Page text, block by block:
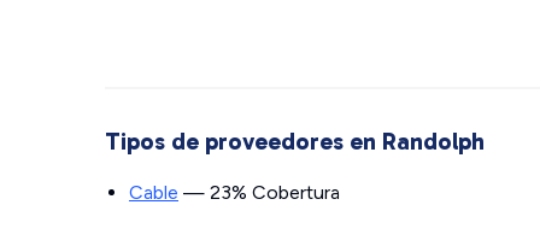
Tipos de proveedores en Randolph
Cable — 23% Cobertura